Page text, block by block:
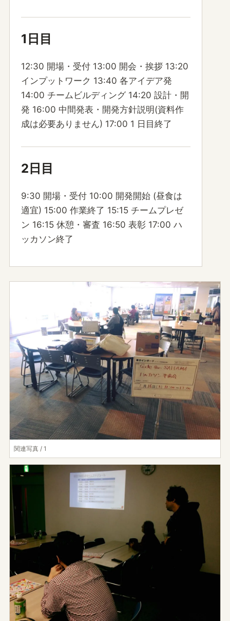
1日目
12:30 開場・受付 13:00 開会・挨拶 13:20
インプットワーク 13:40 各アイデア発
14:00 チームビルディング 14:20 設計・開
発 16:00 中間発表・開発方針説明(資料作
成は必要ありません) 17:00 1 日目終了
2日目
9:30 開場・受付 10:00 開発開始 (昼食は
適宜) 15:00 作業終了 15:15 チームプレゼ
ン 16:15 休憩・審査 16:50 表彰 17:00 ハ
ッカソン終了
関連写真 / 1